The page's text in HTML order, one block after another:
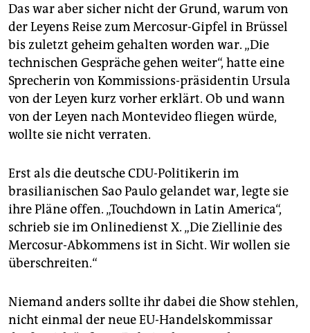
Das war aber sicher nicht der Grund, warum von
der Leyens Reise zum Mercosur-Gipfel in Brüssel
bis zuletzt geheim gehalten worden war. „Die
technischen Gespräche gehen weiter“, hatte eine
Sprecherin von Kommissions-präsidentin Ursula
von der Leyen kurz vorher erklärt. Ob und wann
von der Leyen nach Montevideo fliegen würde,
wollte sie nicht verraten.
Erst als die deutsche CDU-Politikerin im
brasilianischen Sao Paulo gelandet war, legte sie
ihre Pläne offen. „Touchdown in Latin America“,
schrieb sie im Onlinedienst X. „Die Ziellinie des
Mercosur-Abkommens ist in Sicht. Wir wollen sie
überschreiten.“
Niemand anders sollte ihr dabei die Show stehlen,
nicht einmal der neue EU-Handelskommissar